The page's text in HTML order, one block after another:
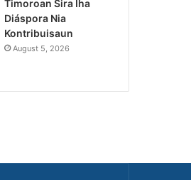
Timoroan Sira Iha
Diáspora Nia
Kontribuisaun
August 5, 2026